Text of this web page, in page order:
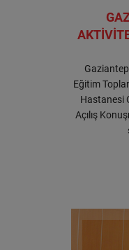
Eğitim
Hastanesi
Açılış